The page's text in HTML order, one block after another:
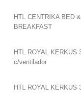
HTL CENTRIKA BED &
BREAKFAST
HTL ROYAL KERKUS
c/ventilador
HTL ROYAL KERKUS